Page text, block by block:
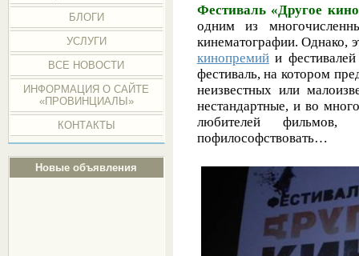
БЛОГИ
УСЛУГИ
ВСЕ НОВОСТИ
ИНФОРМАЦИЯ О САЙТЕ
«ПРОВИНЦИАЛЫ»
КОНТАКТЫ
Новые объявления
Фестиваль «Другое
одним из
кинематографии. Однако,
кинопремийи
фестиваль, на котором
неизвестных или
нестандартные, и во
любителей
пофилософствовать…